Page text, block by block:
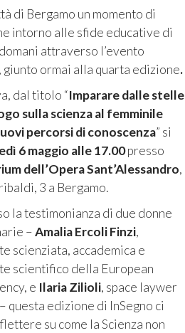
di Bergamo un momento di
intorno alle sfide educative di
attraverso l’evento
, giunto ormai alla quarta edizione.
dal titolo “Imparare dalle stelle
sulla scienza al femminile
percorsi di conoscenza” si
6 maggio alle 17.00presso
dell’Opera Sant’Alessandro,
3 a Bergamo.
la testimonianza di due donne
–Amalia Ercoli Finzi,
scienziata, accademica e
scientifico della European
e Ilaria Zilioli, space laywer
questa edizione di InSegno ci
su come la Scienza non